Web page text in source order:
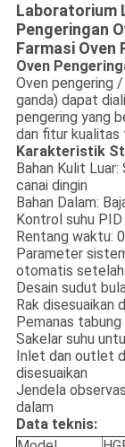
Laboratorium
Pengeringan
Farmasi Oven
Oven
Oven pengering
ganda) dapat
pengering yang
dan fitur kualitas
Karakteristik
Bahan Kulit
canai dingin
Bahan Dalam:
Kontrol suhu
Rentang waktu:
Parameter
otomatis setelah
Desain sudut
Rak disesuaikan
Pemanas
Sakelar suhu
Inlet dan outlet
disesuaikan
Jendela
dalam
Data teknis: